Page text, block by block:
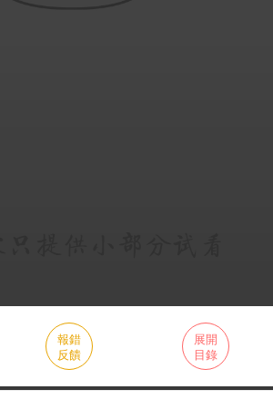
報錯
反饋
展開
目錄